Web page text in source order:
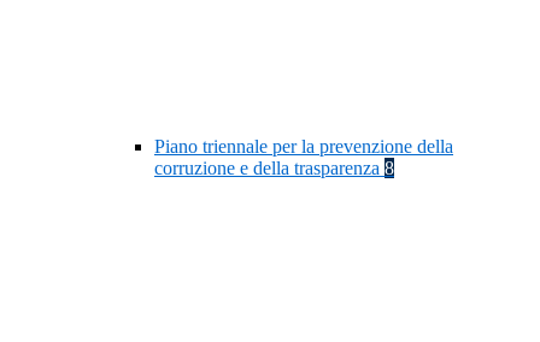
Piano triennale per la prevenzione della
corruzione e della trasparenza 8